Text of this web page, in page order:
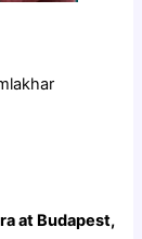
at Budapest,